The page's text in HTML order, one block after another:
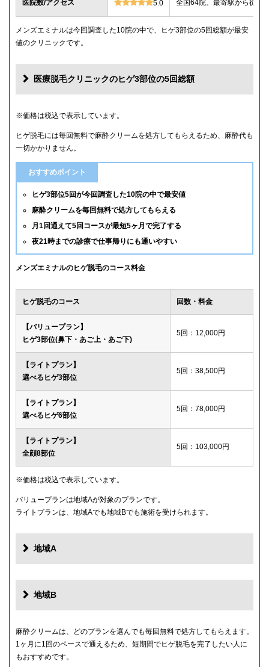
医院数/アクセス 5.0 全国64院、最寄駅から徒歩
メンズエミナルは今回調査した10院の中で、ヒゲ3部位の5回総額が最安
値のクリニックです。
医療脱毛クリニックのヒゲ3部位の5回総額
クリニック
メンズエミナル 12,000円
14,000円
湘南美容クリニック 16,800円(6回)
レジーナクリニックオム 39,800円
ゴリラクリニック 39,800円(平日6回)
メンズルシアクリニック
ウィルビークリニックブラック 49,500円
渋谷美容外科クリニック 52,800円
メディカルエピレーションクリニック
ダビデクリニック プランなし
※価格は税込で表示しています。
ヒゲ脱毛には毎回無料で麻酔クリームを処方してもらえるため、麻酔代も
一切かかりません。
おすすめポイント
ヒゲ3部位5回が今回調査した10院の中で最安値
麻酔クリームを毎回無料で処方してもらえる
月1回通えて5回コースが最短5ヶ月で完了する
夜21時までの診療で仕事帰りにも通いやすい
メンズエミナルのヒゲ脱毛のコース料金
ヒゲ脱毛のコース 回数・料金
【バリュープラン】
ヒゲ3部位(鼻下・あご上・あご下)
5回：12,000円
【ライトプラン】
選べるヒゲ3部位
5回：38,500円
【ライトプラン】
選べるヒゲ6部位
5回：78,000円
【ライトプラン】
全顔8部位
5回：103,000円
※価格は税込で表示しています。
バリュープランは地域Aが対象のプランです。
ライトプランは、地域Aでも地域Bでも施術を受けられます。
地域A
地域B
麻酔クリームは、どのプランを選んでも毎回無料で処方してもらえます。
1ヶ月に1回のペースで通えるため、短期間でヒゲ脱毛を完了したい人に
もおすすめです。